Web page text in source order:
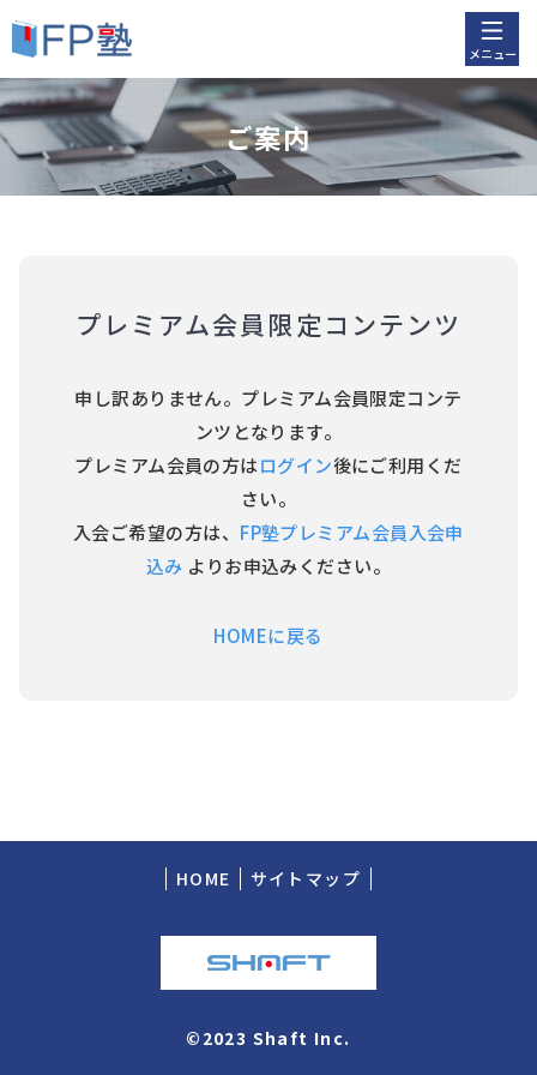
メニュー
ご案内
プレミアム会員限定コンテンツ
申し訳ありません。プレミアム会員限定コンテ
ンツとなります。
プレミアム会員の方はログイン後にご利用くだ
さい。
入会ご希望の方は、 FP塾プレミアム会員入会申
込み よりお申込みください。
HOMEに戻る
HOME サイトマップ
©2023 Shaft Inc.